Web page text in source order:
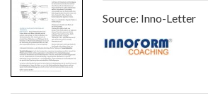
Source: Inno-Letter